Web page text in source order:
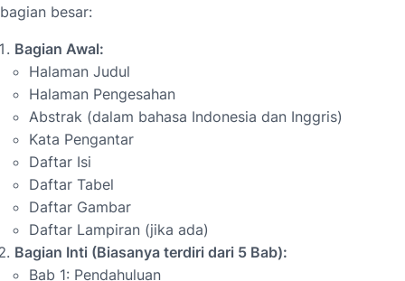
bagian besar:
Bagian Awal:
Halaman Judul
Halaman Pengesahan
Abstrak (dalam bahasa Indonesia dan Inggris)
Kata Pengantar
Daftar Isi
Daftar Tabel
Daftar Gambar
Daftar Lampiran (jika ada)
Bagian Inti (Biasanya terdiri dari 5 Bab):
Bab 1: Pendahuluan